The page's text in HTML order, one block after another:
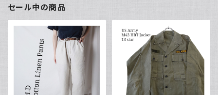
セール中の商品